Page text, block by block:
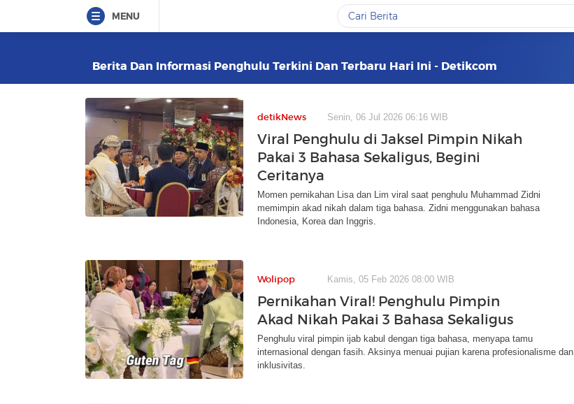
MENU
Berita Dan Informasi Penghulu Terkini Dan Terbaru Hari Ini - Detikcom
detikNews Senin, 06 Jul 2026 06:16 WIB
Viral Penghulu di Jaksel Pimpin Nikah
Pakai 3 Bahasa Sekaligus, Begini
Ceritanya
Momen pernikahan Lisa dan Lim viral saat penghulu Muhammad Zidni
memimpin akad nikah dalam tiga bahasa. Zidni menggunakan bahasa
Indonesia, Korea dan Inggris.
Wolipop Kamis, 05 Feb 2026 08:00 WIB
Pernikahan Viral! Penghulu Pimpin
Akad Nikah Pakai 3 Bahasa Sekaligus
Penghulu viral pimpin ijab kabul dengan tiga bahasa, menyapa tamu
internasional dengan fasih. Aksinya menuai pujian karena profesionalisme dan
inklusivitas.